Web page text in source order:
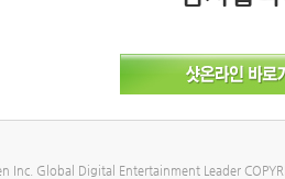
Inc. Global Digital Entertainment Leader